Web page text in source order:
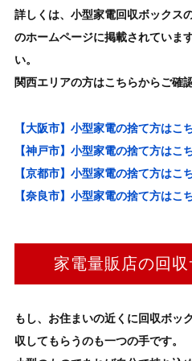
詳しくは、小型家電回収ボックス
のホームページに掲載されていま
い。
関西エリアの方はこちらからご確
【大阪市】小型家電の捨て方はこ
【神戸市】小型家電の捨て方はこ
【京都市】小型家電の捨て方はこ
【奈良市】小型家電の捨て方はこ
家電量販店の回
もし、お住まいの近くに回収ボッ
収してもらうのも一つの手です。